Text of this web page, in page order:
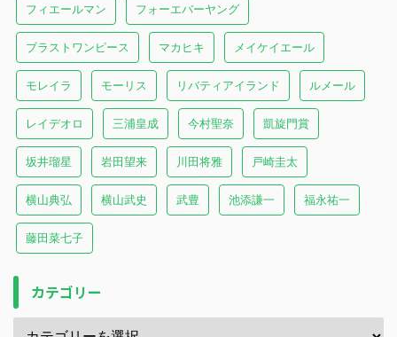
フィエールマン フォーエバーヤング
ブラストワンピース マカヒキ メイケイエール
モレイラ モーリス リバティアイランド ルメール
レイデオロ 三浦皇成 今村聖奈 凱旋門賞
坂井瑠星 岩田望来 川田将雅 戸崎圭太
横山典弘 横山武史 武豊 池添謙一 福永祐一
藤田菜七子
カテゴリー